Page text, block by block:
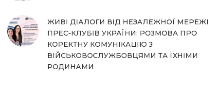
ЖИВІ ДІАЛОГИ ВІД НЕЗАЛЕЖНОЇ МЕРЕЖІ
ПРЕС-КЛУБІВ УКРАЇНИ: РОЗМОВА ПРО
КОРЕКТНУ КОМУНІКАЦІЮ З
ВІЙСЬКОВОСЛУЖБОВЦЯМИ ТА ЇХНІМИ
РОДИНАМИ